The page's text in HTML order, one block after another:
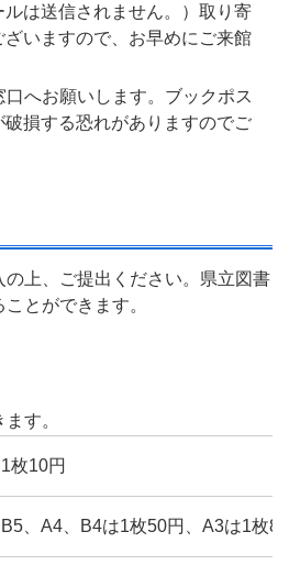
は送信されません。）取り寄
いますので、お早めにご来館
へお願いします。ブックポス
破損する恐れがありますのでご
の上、ご提出ください。県立図書
とができます。
1枚10円
B5、A4、B4は1枚50円、A3は1枚